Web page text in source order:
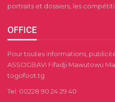
portraits et dossiers, les
OFFICE
Pour toutes informations,
ASSOGBAVI Fifadji Mawutowu
togofoot.tg
Tel: 00228 90 24 29 40